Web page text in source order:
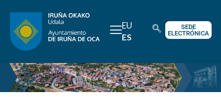
EU
ES
SEDE
ELECTRÓNICA